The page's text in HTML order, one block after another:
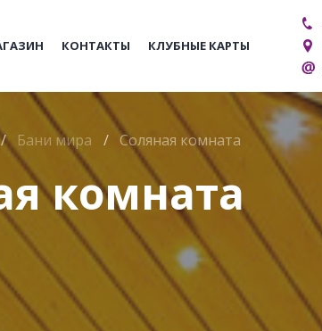
КОНТАКТЫ КЛУБНЫЕ КАРТЫ
/ Бани мира / Соляная комната
комната